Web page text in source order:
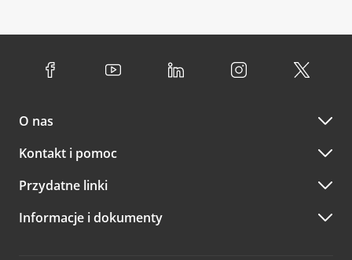
O nas
Kontakt i pomoc
Przydatne linki
Informacje i dokumenty